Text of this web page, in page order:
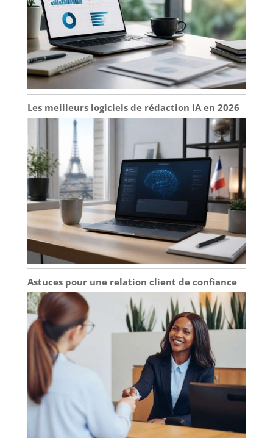
Les meilleurs logiciels de rédaction IA en 2026
Astuces pour une relation client de confiance